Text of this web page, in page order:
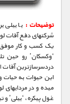
توضیحات : با بیلی
شرکتهای دفع آفات
‘وکسکان’ رو حین
دردسرسازترین آفات
این حیوات به حیات
میده و در مردابهای
غول پیکره، ‘بیلی’